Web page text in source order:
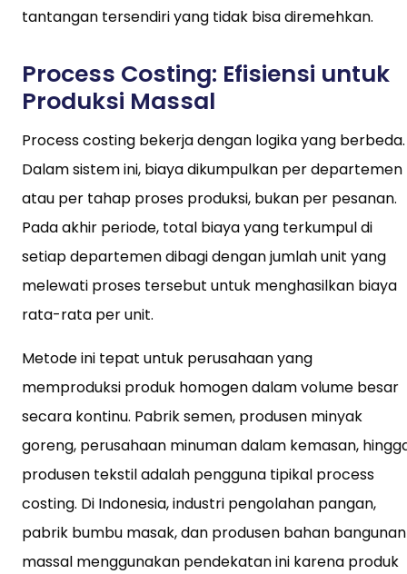
tantangan tersendiri yang tidak bisa diremehkan.
Process Costing: Efisiensi untuk
Produksi Massal
Process costing bekerja dengan logika yang berbeda.
Dalam sistem ini, biaya dikumpulkan per departemen
atau per tahap proses produksi, bukan per pesanan.
Pada akhir periode, total biaya yang terkumpul di
setiap departemen dibagi dengan jumlah unit yang
melewati proses tersebut untuk menghasilkan biaya
rata-rata per unit.
Metode ini tepat untuk perusahaan yang
memproduksi produk homogen dalam volume besar
secara kontinu. Pabrik semen, produsen minyak
goreng, perusahaan minuman dalam kemasan,
produsen tekstil adalah pengguna tipikal process
costing. Di Indonesia, industri pengolahan pangan,
pabrik bumbu masak, dan produsen bahan bangunan
massal menggunakan pendekatan ini karena produk